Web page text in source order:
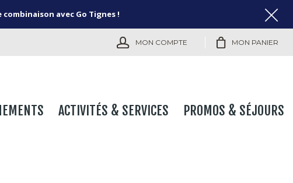
avec Go Tignes !
MON COMPTE MON PANIER
ACTIVITÉS & SERVICES PROMOS & SÉJOURS